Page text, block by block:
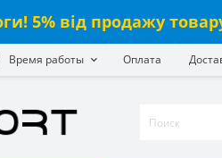
5% від продажу
Время работы Оплата